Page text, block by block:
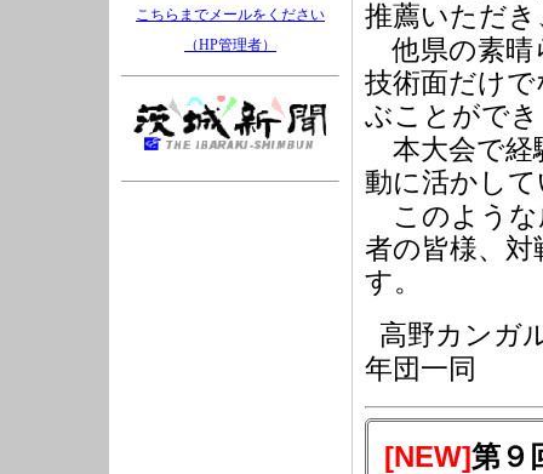
こちらまでメールをください
（HP管理者）
推薦いただ
他県の素晴
技術面だけ
ぶことがで
本大会で経
動に活かし
このような
者の皆様、
す。
高野カンガ
年団一同
[NEW]第９